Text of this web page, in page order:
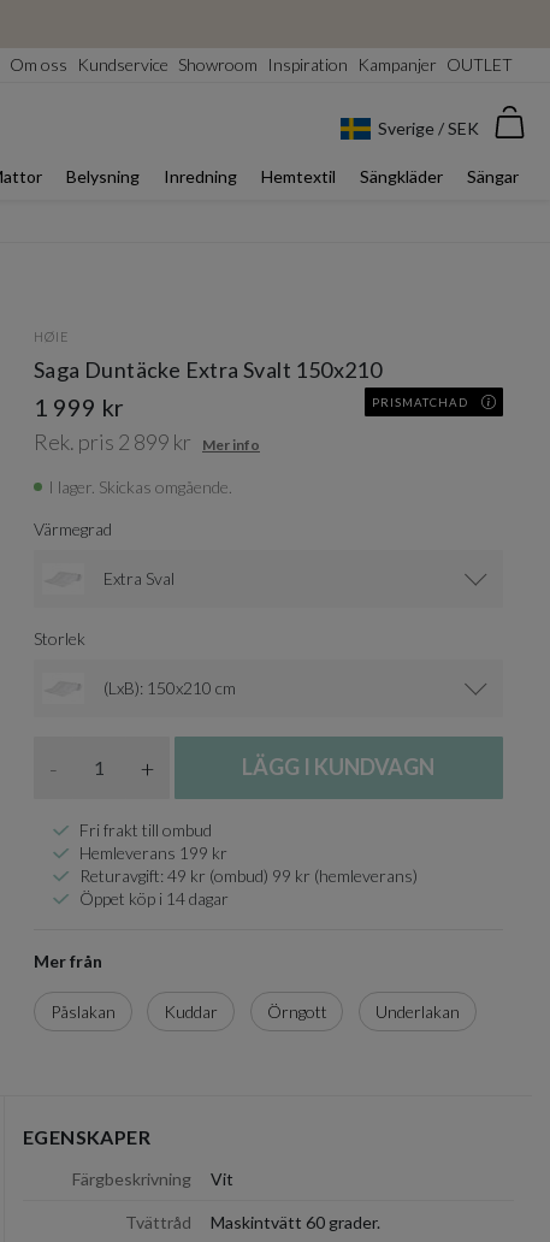
Om oss Kundservice Showroom Inspiration Kampanjer OUTLET
Sverige / SEK
Belysning Inredning Hemtextil Sängkläder Sängar
HØIE
Saga Duntäcke Extra Svalt 150x210
1 999 kr PRISMATCHAD
Rek. pris 2 899 kr Mer info
I lager. Skickas omgående.
Värmegrad
Extra Sval
Storlek
(LxB): 150x210 cm
- + LÄGG I KUNDVAGN
Fri frakt till ombud
Hemleverans 199 kr
Returavgift: 49 kr (ombud) 99 kr (hemleverans)
Öppet köp i 14 dagar
Mer från
Påslakan Kuddar Örngott Underlakan
döljEGENSKAPER
Färgbeskrivning Vit
Tvättråd Maskintvätt 60 grader.